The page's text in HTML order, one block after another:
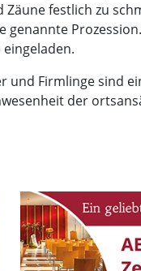
festlich zu
Firmlinge sind
der